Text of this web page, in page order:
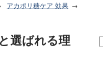
アカポリ糖ケア 効果
選ばれる理